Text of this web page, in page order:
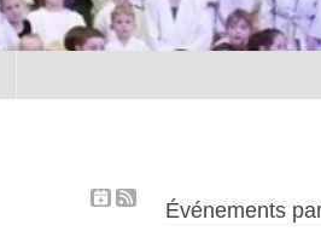
Événements